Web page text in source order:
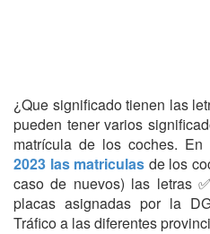
¿Que significado tienen las
pueden tener varios
matrícula de los coches.
2023 las matriculas de los
caso de nuevos) las letras
placas asignadas por la
Tráfico a las diferentes